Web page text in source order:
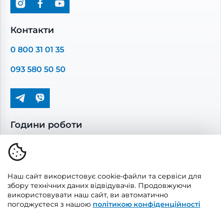
Промислова вентиляція
Комплектуючі вентиляції
Дверцята ревізійні
Контакти
0 800 31 01 35
093 580 50 50
Години роботи
Сб-Нд: вихідні
Наш сайт використовує cookie-файли та сервіси для
збору технічних даних відвідувачів. Продовжуючи
використовувати наш сайт, ви автоматично
погоджуєтеся з нашою політикою конфіденційності